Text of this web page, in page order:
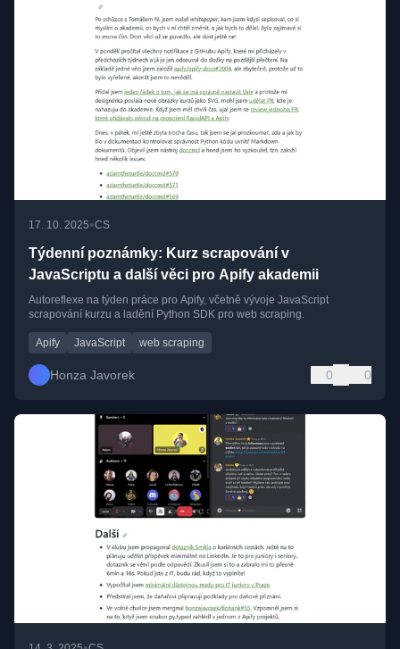
17. 10. 2025•CS
Týdenní poznámky: Kurz scrapování v
JavaScriptu a další věci pro Apify akademii
Autoreflexe na týden práce pro Apify, včetně vývoje JavaScript
scrapování kurzu a ladění Python SDK pro web scraping.
Apify JavaScript web scraping
Honza Javorek 0 0